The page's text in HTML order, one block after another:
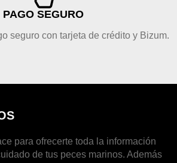
PAGO SEGURO
seguro con tarjeta de crédito y Bizum.
para ofrecerte toda la información
de tus peces marinos. Además